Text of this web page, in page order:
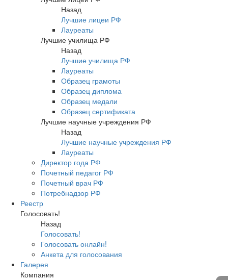
Назад
Лучшие лицеи РФ
Лауреаты
Лучшие училища РФ
Назад
Лучшие училища РФ
Лауреаты
Образец грамоты
Образец диплома
Образец медали
Образец сертификата
Лучшие научные учреждения РФ
Назад
Лучшие научные учреждения РФ
Лауреаты
Директор года РФ
Почетный педагог РФ
Почетный врач РФ
Потребнадзор РФ
Реестр
Голосовать!
Назад
Голосовать!
Голосовать онлайн!
Анкета для голосования
Галерея
Компания